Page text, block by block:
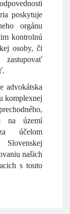
poskytuje
orgánu
kontrolnú
osoby, či
advokátska
komplexnej
na území
účelom
Slovenskej
našich
s touto